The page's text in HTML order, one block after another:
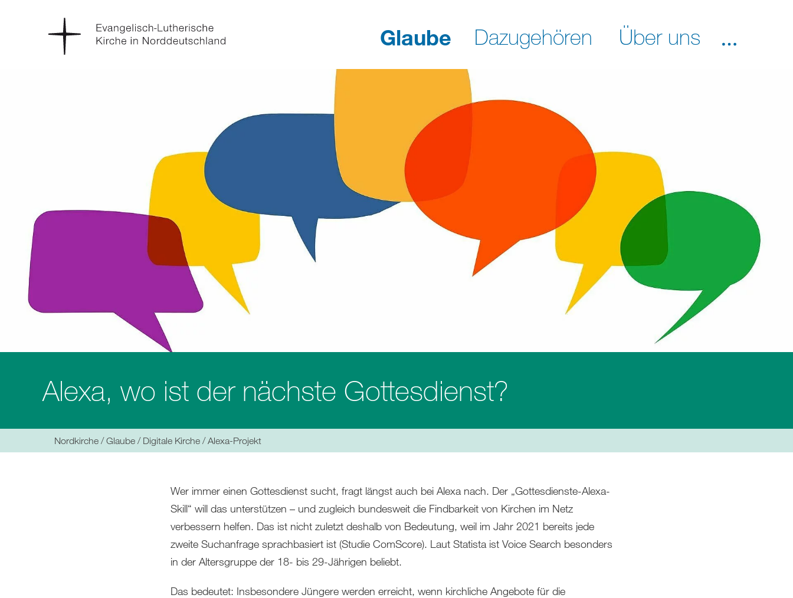
Glaube Dazugehören Über uns
Alexa, wo ist der nächste Gottesdienst?
befinden
Nordkirche Glaube Digitale Kirche Alexa-Projekt
Wer immer einen Gottesdienst sucht, fragt längst auch bei Alexa nach. Der „Gottesdienste-Alexa-
Skill“ will das unterstützen – und zugleich bundesweit die Findbarkeit von Kirchen im Netz
verbessern helfen. Das ist nicht zuletzt deshalb von Bedeutung, weil im Jahr 2021 bereits jede
zweite Suchanfrage sprachbasiert ist (Studie ComScore). Laut Statista ist Voice Search besonders
in der Altersgruppe der 18- bis 29-Jährigen beliebt.
Das bedeutet: Insbesondere Jüngere werden erreicht, wenn kirchliche Angebote für die